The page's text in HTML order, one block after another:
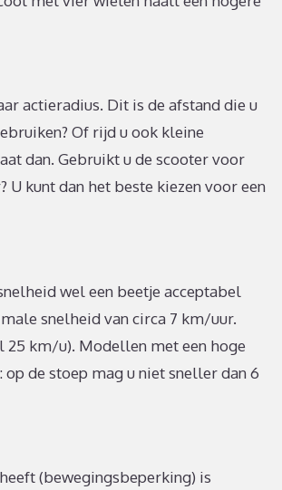
actieradius. Dit is de afstand die u
Of rijd u ook kleine
dan. Gebruikt u de scooter voor
kunt dan het beste kiezen voor een
wel een beetje acceptabel
snelheid van circa 7 km/uur.
km/u). Modellen met een hoge
de stoep mag u niet sneller dan 6
(bewegingsbeperking) is